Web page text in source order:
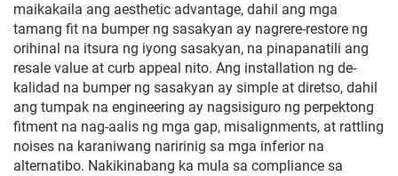
maikakaila ang aesthetic advantage, dahil ang mga
tamang fit na bumper ng sasakyan ay nagrere-restore ng
orihinal na itsura ng iyong sasakyan, na pinapanatili ang
resale value at curb appeal nito. Ang installation ng de-
kalidad na bumper ng sasakyan ay simple at diretso, dahil
ang tumpak na engineering ay nagsisiguro ng perpektong
fitment na nag-aalis ng mga gap, misalignments, at rattling
noises na karaniwang naririnig sa mga inferior na
alternatibo. Nakikinabang ka mula sa compliance sa